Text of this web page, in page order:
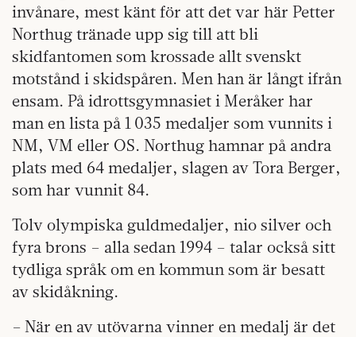
invånare, mest känt för att det var här Petter
Northug tränade upp sig till att bli
skidfantomen som krossade allt svenskt
motstånd i skidspåren. Men han är långt ifrån
ensam. På idrottsgymnasiet i Meråker har
man en lista på 1 035 medaljer som vunnits i
NM, VM eller OS. Northug hamnar på andra
plats med 64 medaljer, slagen av Tora Berger,
som har vunnit 84.
Tolv olympiska guldmedaljer, nio silver och
fyra brons – alla sedan 1994 – talar också sitt
tydliga språk om en kommun som är besatt
av skidåkning.
– När en av utövarna vinner en medalj är det